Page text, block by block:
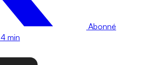
Abonné
4 min